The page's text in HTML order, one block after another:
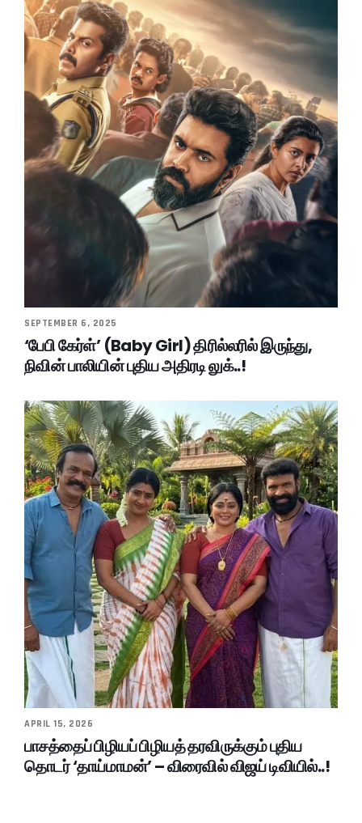
SEPTEMBER 6, 2025
‘பேபி கேர்ள்’ (Baby Girl) திரில்லரில் இருந்து,
நிவின் பாலியின் புதிய அதிரடி லுக்..!
APRIL 15, 2026
பாசத்தைப் பிழியப் பிழியத் தரவிருக்கும் புதிய
தொடர் ‘தாய்மாமன்’ – விரைவில் விஜய் டிவியில்..!